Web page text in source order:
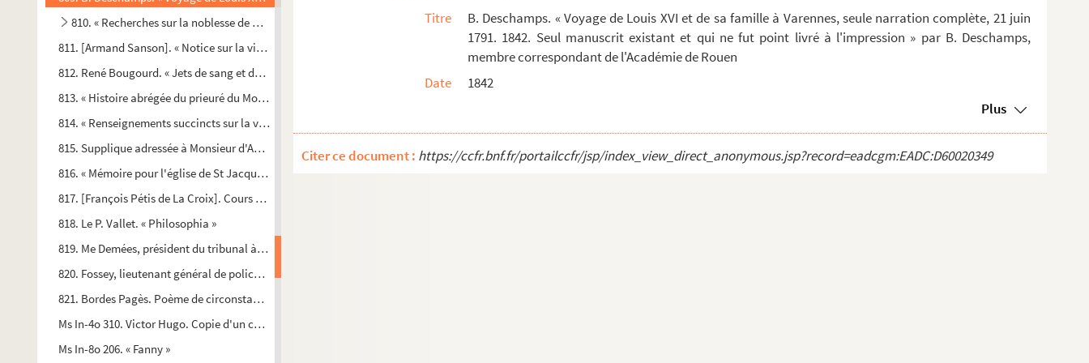
810. « Recherches sur la noblesse de Normandie »
811. [Armand Sanson]. « Notice sur la vie et les œuvres des frères François et Michel Anguier, sculpteurs...
812. René Bougourd. « Jets de sang et de lumière. Geste normande »
813. « Histoire abrégée du prieuré du Mont-aux-Malades lès-Rouen »
814. « Renseignements succincts sur la ville de Dieppe »
815. Supplique adressée à Monsieur d'Anfreville, président au Parlement de Normandie, en faveur de M. de ...
816. « Mémoire pour l'église de St Jacques de l'hôpital à Paris »
817. [François Pétis de La Croix]. Cours de langue arabe
818. Le P. Vallet. « Philosophia »
819. Me Demées, président du tribunal à Alençon. Correspondance à lui adressée (1809-1827)
820. Fossey, lieutenant général de police. Autorisation délivrée à Pierre-Jacques Tillard d'être apothica...
821. Bordes Pagès. Poème de circonstance dédié au Révérend Père Pierre Sanson. Le dimanche des rameaux de...
Ms In-4o 310. Victor Hugo. Copie d'un choix de discours
Ms In-8o 206. « Fanny »
Titre
B. Deschamps. « Voyage de Louis XVI et de sa famille à Varennes, seule narration complète, 21 juin
1791. 1842. Seul manuscrit existant et qui ne fut point livré à l'impression » par B. Deschamps,
membre correspondant de l'Académie de Rouen
Date
1842
Plus
Citer ce document : https://ccfr.bnf.fr/portailccfr/jsp/index_view_direct_anonymous.jsp?record=eadcgm:EADC:D60020349